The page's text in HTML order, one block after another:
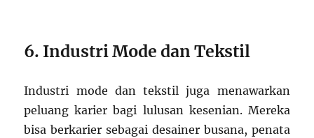
6. Industri Mode dan Tekstil
Industri mode dan tekstil juga menawarkan
peluang karier bagi lulusan kesenian. Mereka
bisa berkarier sebagai desainer busana, penata